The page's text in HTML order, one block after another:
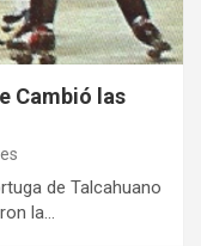
Cambió las
de Talcahuano
la…